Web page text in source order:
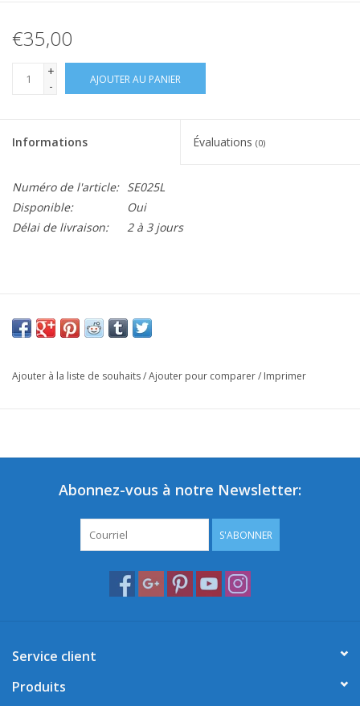
€35,00
+
-
AJOUTER AU PANIER
Informations Évaluations (0)
Numéro de l'article: SE025L
Disponible:
Oui
Délai de livraison:
2 à 3 jours
Ajouter à la liste de souhaits/Ajouter pour comparer/ Imprimer
Abonnez-vous à notre Newsletter:
S'ABONNER
Service client
Produits